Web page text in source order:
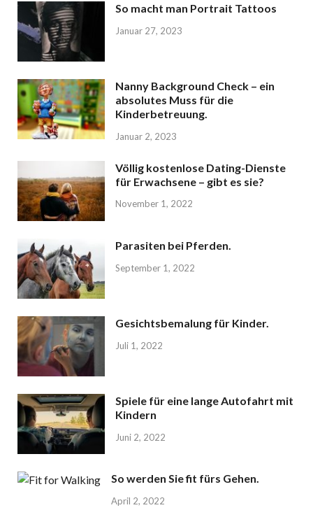
So macht man Portrait Tattoos
Januar 27, 2023
Nanny Background Check – ein
absolutes Muss für die
Kinderbetreuung.
Januar 2, 2023
Völlig kostenlose Dating-Dienste
für Erwachsene – gibt es sie?
November 1, 2022
Parasiten bei Pferden.
September 1, 2022
Gesichtsbemalung für Kinder.
Juli 1, 2022
Spiele für eine lange Autofahrt mit
Kindern
Juni 2, 2022
So werden Sie fit fürs Gehen.
April 2, 2022